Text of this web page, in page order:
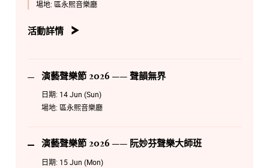
演藝聲樂節 2026 —— 徐惟恩聲樂及鋼琴合作大師班
8月19日 星期三 19:30
演藝聲樂節 2026 —— Encore Timeless Melodies
演藝聲樂節2026 —— 歌劇傳承之夜
場地: 區永熙音樂廳
活動詳情
演藝聲樂節 2026 —— 聲韻無界
日期: 14 Jun (Sun)
場地: 區永熙音樂廳
演藝聲樂節 2026 —— 阮妙芬聲樂大師班
日期: 15 Jun (Mon)